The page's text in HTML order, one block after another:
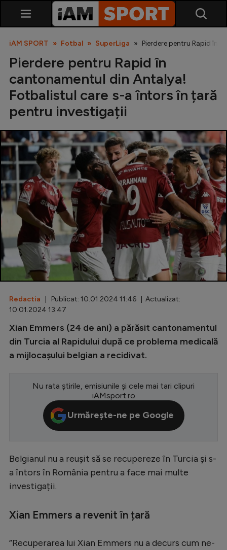
SuperLiga
Liga 2
Cupa României
Echipa Națională
U21
Fotbal feminin
Special
Diverse
Inedit
Clasamente
Champions League
Conference League
CM 2026
Premier League
Serie A
Starurile fotbalului
iAM SPORT Fotbal SuperLiga Pierdere pentru Rapid în
Pierdere pentru Rapid în
cantonamentul din Antalya!
Fotbalistul care s-a întors în țară
pentru investigații
Redactia | Publicat: 10.01.2024 11:46 | Actualizat:
10.01.2024 13:47
Xian Emmers (24 de ani) a părăsit cantonamentul
din Turcia al Rapidului după ce problema medicală
a mijlocașului belgian a recidivat.
Nu rata știrile, emisiunile și cele mai tari clipuri
iAMsport.ro
Urmărește-ne pe Google
Belgianul nu a reușit să se recupereze în Turcia și s-
a întors în România pentru a face mai multe
investigații.
Xian Emmers a revenit în țară
”Recuperarea lui Xian Emmers nu a decurs cum ne-